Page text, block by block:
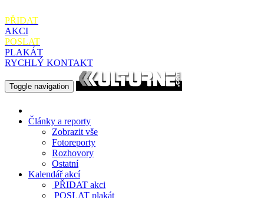
PŘIDAT
AKCI
POSLAT
PLAKÁT
RYCHLÝ KONTAKT
Toggle navigation
Články a reporty
Zobrazit vše
Fotoreporty
Rozhovory
Ostatní
Kalendář akcí
PŘIDAT akci
POSLAT plakát